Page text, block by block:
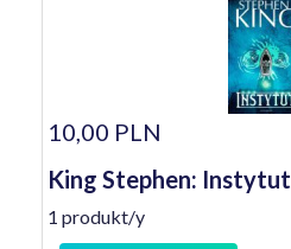
10,00 PLN
King Stephen: Instytut
1 produkt/y